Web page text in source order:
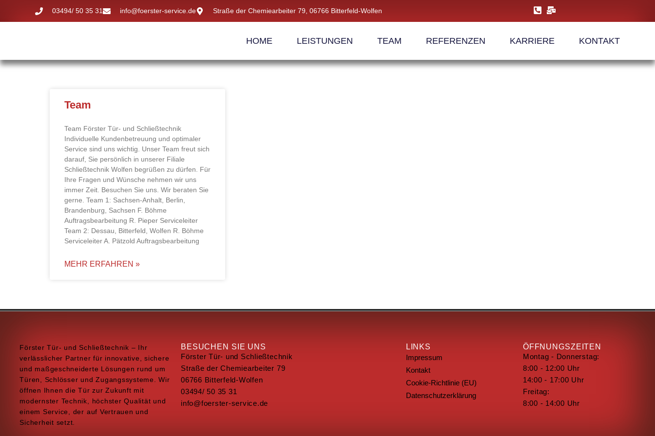
03494/ 50 35 31 info@foerster-service.de Straße der Chemiearbeiter 79, 06766 Bitterfeld-Wolfen
HOME LEISTUNGEN TEAM REFERENZEN KARRIERE KONTAKT
Team
Team Förster Tür- und Schließtechnik
Individuelle Kundenbetreuung und optimaler
Service sind uns wichtig. Unser Team freut sich
darauf, Sie persönlich in unserer Filiale
Schließtechnik Wolfen begrüßen zu dürfen. Für
Ihre Fragen und Wünsche nehmen wir uns
immer Zeit. Besuchen Sie uns. Wir beraten Sie
gerne. Team 1: Sachsen-Anhalt, Berlin,
Brandenburg, Sachsen F. Böhme
Auftragsbearbeitung R. Pieper Serviceleiter
Team 2: Dessau, Bitterfeld, Wolfen R. Böhme
Serviceleiter A. Pätzold Auftragsbearbeitung
MEHR ERFAHREN »
Förster Tür- und Schließtechnik – Ihr
verlässlicher Partner für innovative, sichere
und maßgeschneiderte Lösungen rund um
Türen, Schlösser und Zugangssysteme. Wir
öffnen Ihnen die Tür zur Zukunft mit
modernster Technik, höchster Qualität und
einem Service, der auf Vertrauen und
Sicherheit setzt.
BESUCHEN SIE UNS
Förster Tür- und Schließtechnik
Straße der Chemiearbeiter 79
06766 Bitterfeld-Wolfen
03494/ 50 35 31
info@foerster-service.de
LINKS
Impressum
Kontakt
Cookie-Richtlinie (EU)
Datenschutzerklärung
ÖFFNUNGSZEITEN
Montag - Donnerstag:
8:00 - 12:00 Uhr
14:00 - 17:00 Uhr
Freitag:
8:00 - 14:00 Uhr